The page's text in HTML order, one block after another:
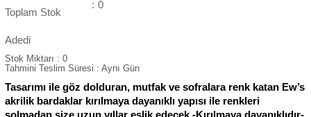
Toplam Stok
Adedi
: 0
Stok Miktarı : 0
Tahmini Teslim Süresi : Aynı Gün
Tasarımı ile göz dolduran, mutfak ve sofralara renk katan Ew’s
akrilik bardaklar kırılmaya dayanıklı yapısı ile renkleri
solmadan size uzun yıllar eşlik edecek.-Kırılmaya dayanıklıdır-